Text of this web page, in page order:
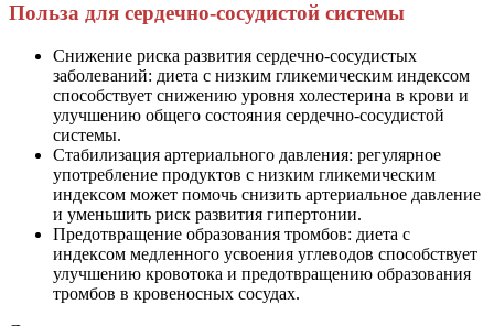
Польза для сердечно-сосудистой системы
Снижение риска развития сердечно-сосудистых
заболеваний: диета с низким гликемическим индексом
способствует снижению уровня холестерина в крови и
улучшению общего состояния сердечно-сосудистой
системы.
Стабилизация артериального давления: регулярное
употребление продуктов с низким гликемическим
индексом может помочь снизить артериальное давление
и уменьшить риск развития гипертонии.
Предотвращение образования тромбов: диета с
индексом медленного усвоения углеводов способствует
улучшению кровотока и предотвращению образования
тромбов в кровеносных сосудах.